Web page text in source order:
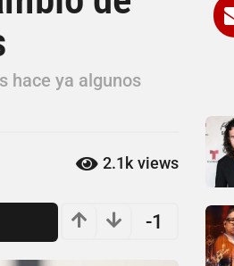
hace ya algunos
2.1k views
-1